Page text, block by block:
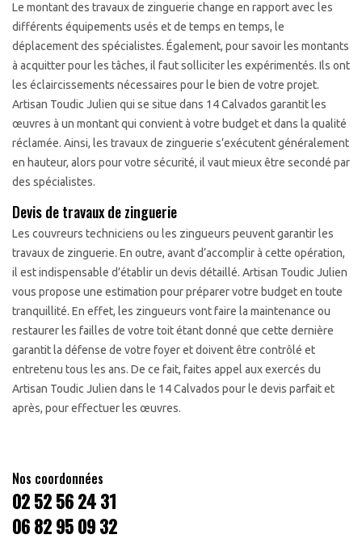
Le montant des travaux de zinguerie change en rapport avec les
différents équipements usés et de temps en temps, le
déplacement des spécialistes. Également, pour savoir les montants
à acquitter pour les tâches, il faut solliciter les expérimentés. Ils ont
les éclaircissements nécessaires pour le bien de votre projet.
Artisan Toudic Julien qui se situe dans 14 Calvados garantit les
œuvres à un montant qui convient à votre budget et dans la qualité
réclamée. Ainsi, les travaux de zinguerie s’exécutent généralement
en hauteur, alors pour votre sécurité, il vaut mieux être secondé par
des spécialistes.
Devis de travaux de zinguerie
Les couvreurs techniciens ou les zingueurs peuvent garantir les
travaux de zinguerie. En outre, avant d’accomplir à cette opération,
il est indispensable d’établir un devis détaillé. Artisan Toudic Julien
vous propose une estimation pour préparer votre budget en toute
tranquillité. En effet, les zingueurs vont faire la maintenance ou
restaurer les failles de votre toit étant donné que cette dernière
garantit la défense de votre foyer et doivent être contrôlé et
entretenu tous les ans. De ce fait, faites appel aux exercés du
Artisan Toudic Julien dans le 14 Calvados pour le devis parfait et
après, pour effectuer les œuvres.
Nos coordonnées
02 52 56 24 31
06 82 95 09 32